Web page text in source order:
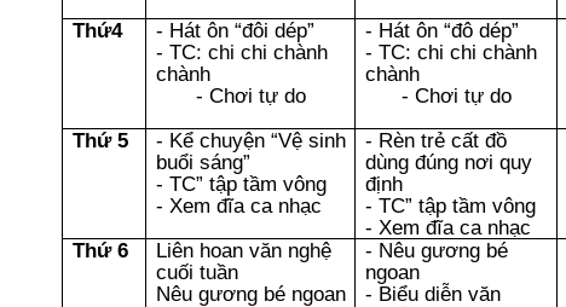
Thứ4
- Hát ôn “đôi dép”
- TC: chi chi chành
chành
- Chơi tự do
- Hát ôn “đô dép”
- TC: chi chi chành
chành
- Chơi tự do
Thứ 5
- Kể chuyện “Vệ sinh
buổi sáng”
- TC” tập tầm vông
- Xem đĩa ca nhạc
- Rèn trẻ cất đồ
dùng đúng nơi quy
định
- TC” tập tầm vông
- Xem đĩa ca nhạc
Thứ 6
Liên hoan văn nghệ
cuối tuần
Nêu gương bé ngoan
- Nêu gương bé
ngoan
- Biểu diễn văn